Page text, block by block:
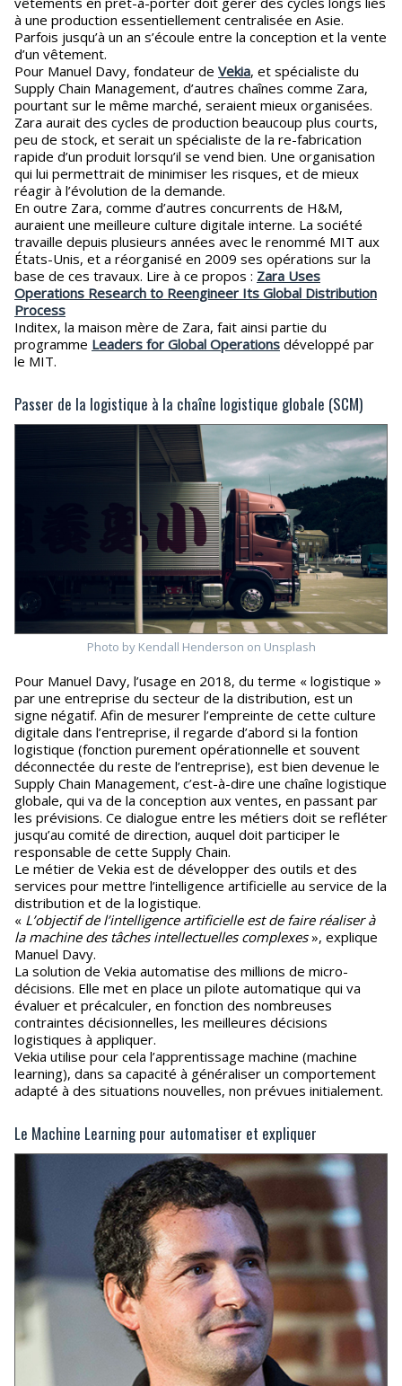
à une production essentiellement centralisée en Asie.
Parfois jusqu’à un an s’écoule entre la conception et la vente
d’un vêtement.
Pour Manuel Davy, fondateur de Vekia, et spécialiste du
Supply Chain Management, d’autres chaînes comme Zara,
pourtant sur le même marché, seraient mieux organisées.
Zara aurait des cycles de production beaucoup plus courts,
peu de stock, et serait un spécialiste de la re-fabrication
rapide d’un produit lorsqu’il se vend bien. Une organisation
qui lui permettrait de minimiser les risques, et de mieux
réagir à l’évolution de la demande.
En outre Zara, comme d’autres concurrents de H&M,
auraient une meilleure culture digitale interne. La société
travaille depuis plusieurs années avec le renommé MIT aux
États-Unis, et a réorganisé en 2009 ses opérations sur la
base de ces travaux. Lire à ce propos : Zara Uses
Operations Research to Reengineer Its Global Distribution
Process
Inditex, la maison mère de Zara, fait ainsi partie du
programme Leaders for Global Operations développé par
le MIT.
Passer de la logistique à la chaîne logistique globale (SCM)
Photo by Kendall Henderson on Unsplash
Pour Manuel Davy, l’usage en 2018, du terme « logistique »
par une entreprise du secteur de la distribution, est un
signe négatif. Afin de mesurer l’empreinte de cette culture
digitale dans l’entreprise, il regarde d’abord si la fontion
logistique (fonction purement opérationnelle et souvent
déconnectée du reste de l’entreprise), est bien devenue le
Supply Chain Management, c’est-à-dire une chaîne logistique
globale, qui va de la conception aux ventes, en passant par
les prévisions. Ce dialogue entre les métiers doit se refléter
jusqu’au comité de direction, auquel doit participer le
responsable de cette Supply Chain.
Le métier de Vekia est de développer des outils et des
services pour mettre l’intelligence artificielle au service de la
distribution et de la logistique.
« L’objectif de l’intelligence artificielle est de faire réaliser à
la machine des tâches intellectuelles complexes», explique
Manuel Davy.
La solution de Vekia automatise des millions de micro-
décisions. Elle met en place un pilote automatique qui va
évaluer et précalculer, en fonction des nombreuses
contraintes décisionnelles, les meilleures décisions
logistiques à appliquer.
Vekia utilise pour cela l’apprentissage machine (machine
learning), dans sa capacité à généraliser un comportement
adapté à des situations nouvelles, non prévues initialement.
Le Machine Learning pour automatiser et expliquer